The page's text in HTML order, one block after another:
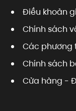
Điều khoản
Chính sách
Các phương
Chính sách
Cửa hàng -